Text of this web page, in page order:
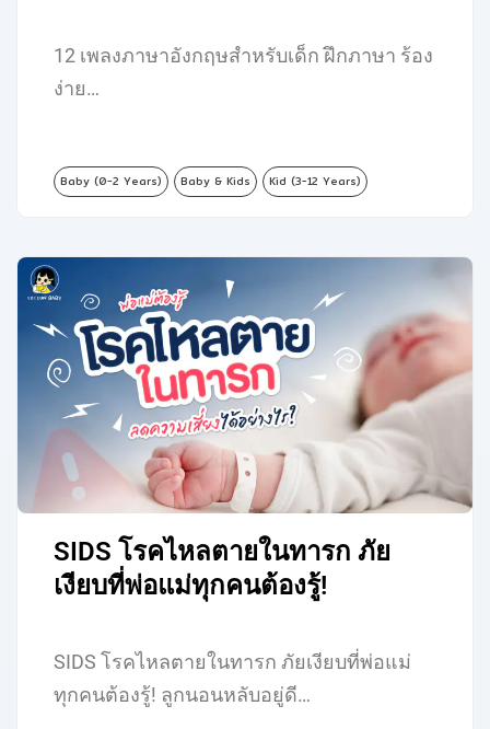
12 เพลงภาษาอังกฤษสำหรับเด็ก ฝึกภาษา ร้อง
ง่าย…
Baby (0-2 Years) Baby & Kids Kid (3-12 Years)
SIDS โรคไหลตายในทารก ภัย
เงียบที่พ่อแม่ทุกคนต้องรู้!
SIDS โรคไหลตายในทารก ภัยเงียบที่พ่อแม่
ทุกคนต้องรู้! ลูกนอนหลับอยู่ดี…